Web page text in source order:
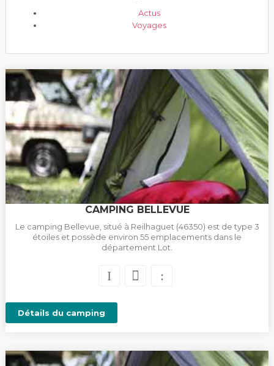
Actus
Voyages
CAMPING BELLEVUE
Le camping Bellevue, situé à Reilhaguet (46350) est de type 3
étoiles et possède environ 55 emplacements dans le
département Lot.
Détails du camping